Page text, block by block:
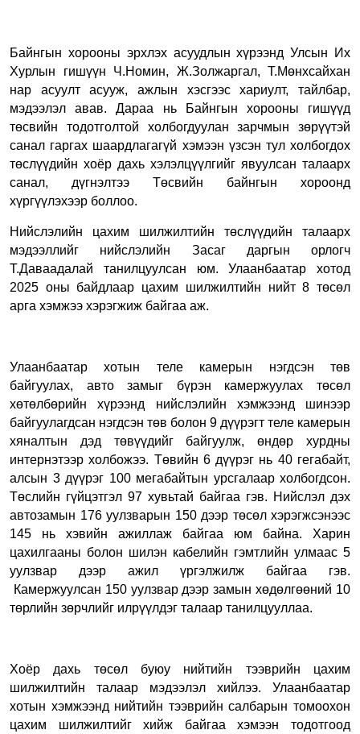
Байнгын хорооны эрхлэх асуудлын хүрээнд Улсын Их
Хурлын гишүүн Ч.Номин, Ж.Золжаргал, Т.Мөнхсайхан
нар асуулт асууж, ажлын хэсгээс хариулт, тайлбар,
мэдээлэл авав. Дараа нь Байнгын хорооны гишүүд
төсвийн тодотголтой холбогдуулан зарчмын зөрүүтэй
санал гаргах шаардлагагүй хэмээн үзсэн тул холбогдох
төслүүдийн хоёр дахь хэлэлцүүлгийг явуулсан талаарх
санал, дүгнэлтээ Төсвийн байнгын хороонд
хүргүүлэхээр боллоо.
Нийслэлийн цахим шилжилтийн төслүүдийн талаарх
мэдээллийг нийслэлийн Засаг даргын орлогч
Т.Даваадалай танилцуулсан юм. Улаанбаатар хотод
2025 оны байдлаар цахим шилжилтийн нийт 8 төсөл
арга хэмжээ хэрэгжиж байгаа аж.
Улаанбаатар хотын теле камерын нэгдсэн төв
байгуулах, авто замыг бүрэн камержуулах төсөл
хөтөлбөрийн хүрээнд нийслэлийн хэмжээнд шинээр
байгуулагдсан нэгдсэн төв болон 9 дүүрэгт теле камерын
хяналтын дэд төвүүдийг байгуулж, өндөр хурдны
интернэтээр холбожээ. Төвийн 6 дүүрэг нь 40 гегабайт,
алсын 3 дүүрэг 100 мегабайтын урсгалаар холбогдсон.
Төслийн гүйцэтгэл 97 хувьтай байгаа гэв. Нийслэл дэх
автозамын 176 уулзварын 150 дээр төсөл хэрэгжсэнээс
145 нь хэвийн ажиллаж байгаа юм байна. Харин
цахилгааны болон шилэн кабелийн гэмтлийн улмаас 5
уулзвар дээр ажил үргэлжилж байгаа гэв.
Камержуулсан 150 уулзвар дээр замын хөдөлгөөний 10
төрлийн зөрчлийг илрүүлдэг талаар танилцууллаа.
Хоёр дахь төсөл буюу нийтийн тээврийн цахим
шилжилтийн талаар мэдээлэл хийлээ. Улаанбаатар
хотын хэмжээнд нийтийн тээврийн салбарын томоохон
цахим шилжилтийг хийж байгаа хэмээн тодотгоод